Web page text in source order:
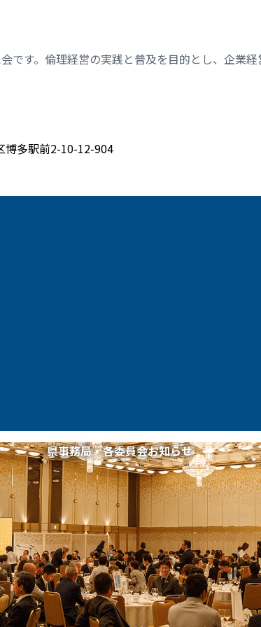
です。倫理経営の実践と普及を目的とし、企業
博多駅前2-10-12-904
県事務局・各委員会お知らせ